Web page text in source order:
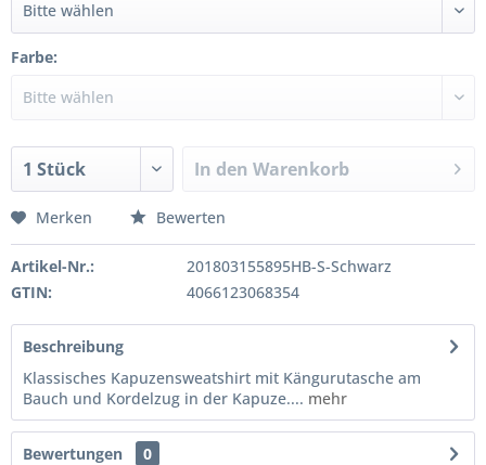
Farbe:
In den Warenkorb
Merken Bewerten
Artikel-Nr.:
201803155895HB-S-Schwarz
GTIN:
4066123068354
Beschreibung
Klassisches Kapuzensweatshirt mit Kängurutasche am
Bauch und Kordelzug in der Kapuze.... mehr
Bewertungen
0